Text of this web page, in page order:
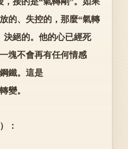
的、失控的，那麼“氣轉
決絕的。他的心已經死
塊不會再有任何情感
鐵。這是
變。
：